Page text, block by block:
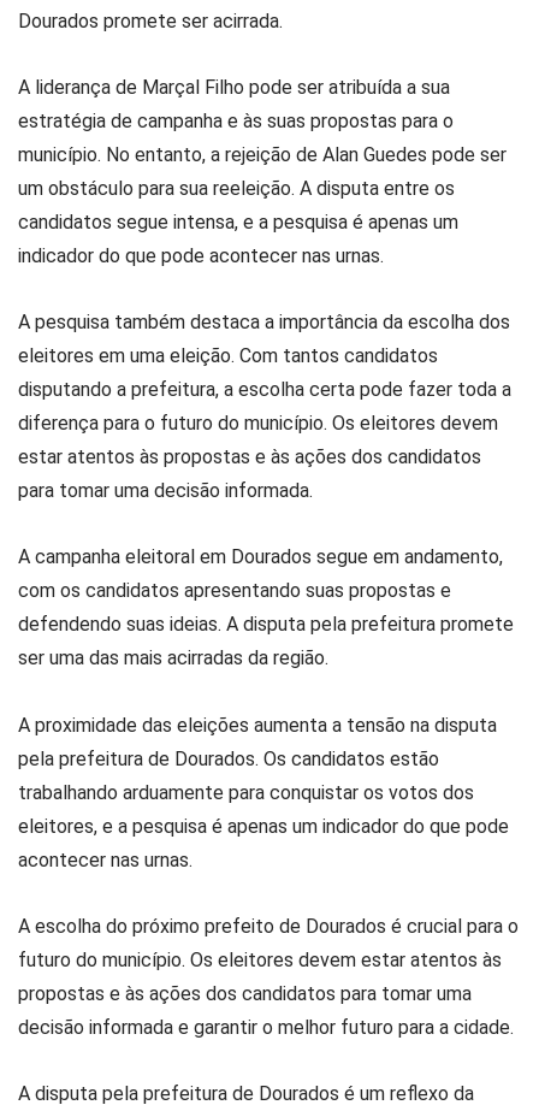
Dourados promete ser acirrada.
A liderança de Marçal Filho pode ser atribuída a sua
estratégia de campanha e às suas propostas para o
município. No entanto, a rejeição de Alan Guedes pode ser
um obstáculo para sua reeleição. A disputa entre os
candidatos segue intensa, e a pesquisa é apenas um
indicador do que pode acontecer nas urnas.
A pesquisa também destaca a importância da escolha dos
eleitores em uma eleição. Com tantos candidatos
disputando a prefeitura, a escolha certa pode fazer toda a
diferença para o futuro do município. Os eleitores devem
estar atentos às propostas e às ações dos candidatos
para tomar uma decisão informada.
A campanha eleitoral em Dourados segue em andamento,
com os candidatos apresentando suas propostas e
defendendo suas ideias. A disputa pela prefeitura promete
ser uma das mais acirradas da região.
A proximidade das eleições aumenta a tensão na disputa
pela prefeitura de Dourados. Os candidatos estão
trabalhando arduamente para conquistar os votos dos
eleitores, e a pesquisa é apenas um indicador do que pode
acontecer nas urnas.
A escolha do próximo prefeito de Dourados é crucial para o
futuro do município. Os eleitores devem estar atentos às
propostas e às ações dos candidatos para tomar uma
decisão informada e garantir o melhor futuro para a cidade.
A disputa pela prefeitura de Dourados é um reflexo da